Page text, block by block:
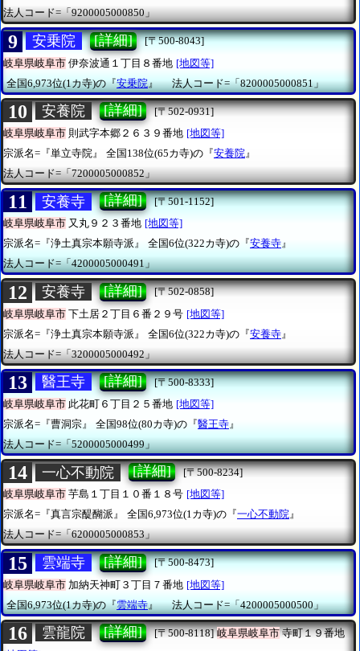
法人コード=「9200005000850」
9 安乗院 [詳細]
[〒500-8043]
岐阜県岐阜市 伊奈波通１丁目８番地 [地図等]
全国6,973位(1カ寺)の『安乗院』 法人コード=「8200005000851」
10 安養院 [詳細]
[〒502-0931]
岐阜県岐阜市 則武字本郷２６３９番地 [地図等]
宗派名=『単立寺院』
全国138位(65カ寺)の『安養院 』
法人コード=「7200005000852」
11 安養寺 [詳細]
[〒501-1152]
岐阜県岐阜市 又丸９２３番地 [地図等]
宗派名=『浄土真宗本願寺派』
全国6位(322カ寺)の『安養寺』
法人コード=「4200005000491」
12 安養寺 [詳細]
[〒502-0858]
岐阜県岐阜市 下土居２丁目６番２９号 [地図等]
宗派名=『浄土真宗本願寺派』
全国6位(322カ寺)の『安養寺 』
法人コード=「3200005000492」
13 醫王寺 [詳細]
[〒500-8333]
岐阜県岐阜市 此花町６丁目２５番地 [地図等]
宗派名=『曹洞宗』
全国98位(80カ寺)の『醫王寺 』
法人コード=「5200005000499」
14 一心不動院 [詳細]
[〒500-8234]
岐阜県岐阜市 芋島１丁目１０番１８号 [地図等]
宗派名=『真言宗醍醐派』
全国6,973位(1カ寺)の『一心不動院』
法人コード=「6200005000853」
15 雲端寺 [詳細]
[〒500-8473]
岐阜県岐阜市 加納天神町３丁目７番地 [地図等]
全国6,973位(1カ寺)の『雲端寺』 法人コード=「4200005000500」
16 雲龍院 [詳細] [〒500-8118] 岐阜県岐阜市寺町１９番地